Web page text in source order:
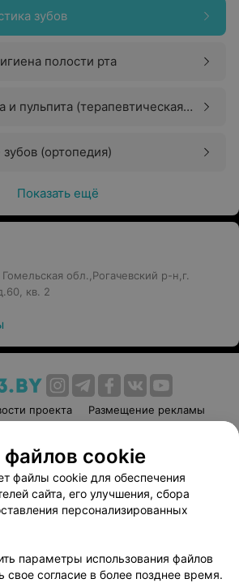
зубов
полости рта
и пульпита (терапевтическая
(ортопедия)
Показать ещё
обл.,Рогачевский р-н,г.
кв. 2
проекта
Размещение рекламы
соглашение
Способы оплаты
Вакансии
Партнеры
руководителю 103.by
персональных данных
cookie
файлы cookie для обеспечения
сайта, его улучшения, сбора
персонализированных
параметры использования файлов
свое согласие в более позднее время.